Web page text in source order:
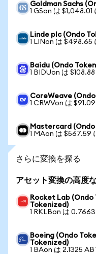
Goldman Sachs
1 GSon は $1,048.01
Linde plc (Ondo
1 LINon は $498.65
Baidu (Ondo
1 BIDUon は
CoreWeave (Ondo
1 CRWVon は
Mastercard (Ondo
1 MAon は $567.59
さらに変換を探る
アセット変換の高度
Rocket Lab
Tokenized)
1 RKLBon は
Boeing (Ondo
Tokenized)
1 BAon は 2.1325